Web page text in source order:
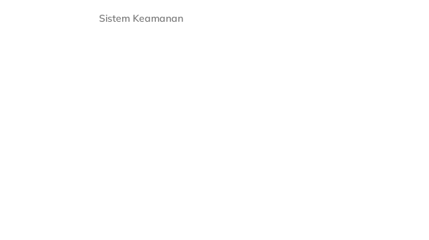
Sistem Keamanan